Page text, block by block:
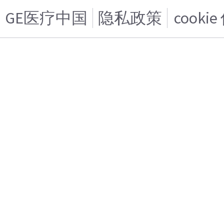
GE医疗中国 隐私政策 cookie